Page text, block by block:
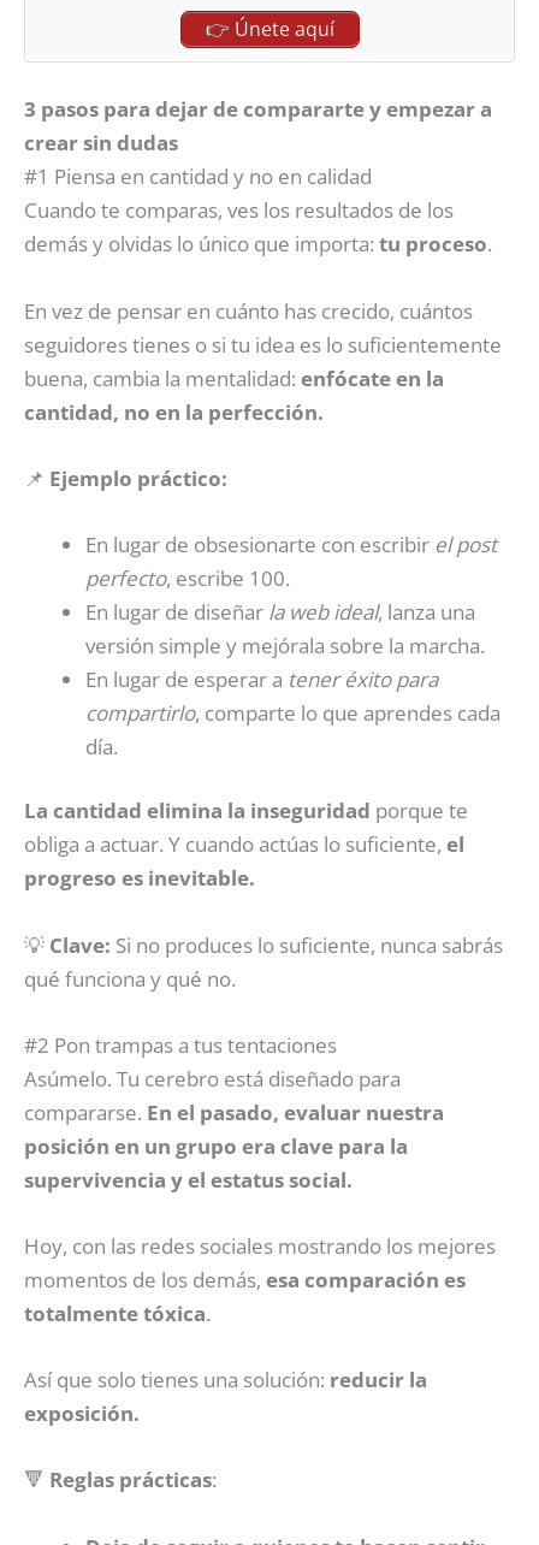
👉 Únete aquí
3 pasos para dejar de compararte y empezar a
crear sin dudas
#1 Piensa en cantidad y no en calidad
Cuando te comparas, ves los resultados de los
demás y olvidas lo único que importa: tu proceso.
En vez de pensar en cuánto has crecido, cuántos
seguidores tienes o si tu idea es lo suficientemente
buena, cambia la mentalidad: enfócate en la
cantidad, no en la perfección.
📌 Ejemplo práctico:
En lugar de obsesionarte con escribir el post
perfecto, escribe 100.
En lugar de diseñar la web ideal, lanza una
versión simple y mejórala sobre la marcha.
En lugar de esperar a tener éxito para
compartirlo, comparte lo que aprendes cada
día.
La cantidad elimina la inseguridad porque te
obliga a actuar. Y cuando actúas lo suficiente, el
progreso es inevitable.
💡 Clave: Si no produces lo suficiente, nunca sabrás
qué funciona y qué no.
#2 Pon trampas a tus tentaciones
Asúmelo. Tu cerebro está diseñado para
compararse. En el pasado, evaluar nuestra
posición en un grupo era clave para la
supervivencia y el estatus social.
Hoy, con las redes sociales mostrando los mejores
momentos de los demás, esa comparación es
totalmente tóxica.
Así que solo tienes una solución: reducir la
exposición.
🔻 Reglas prácticas: